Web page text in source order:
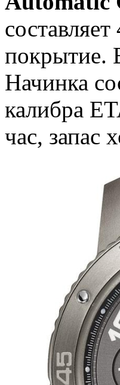
покрытие.
Начинка
калибра
час, запас